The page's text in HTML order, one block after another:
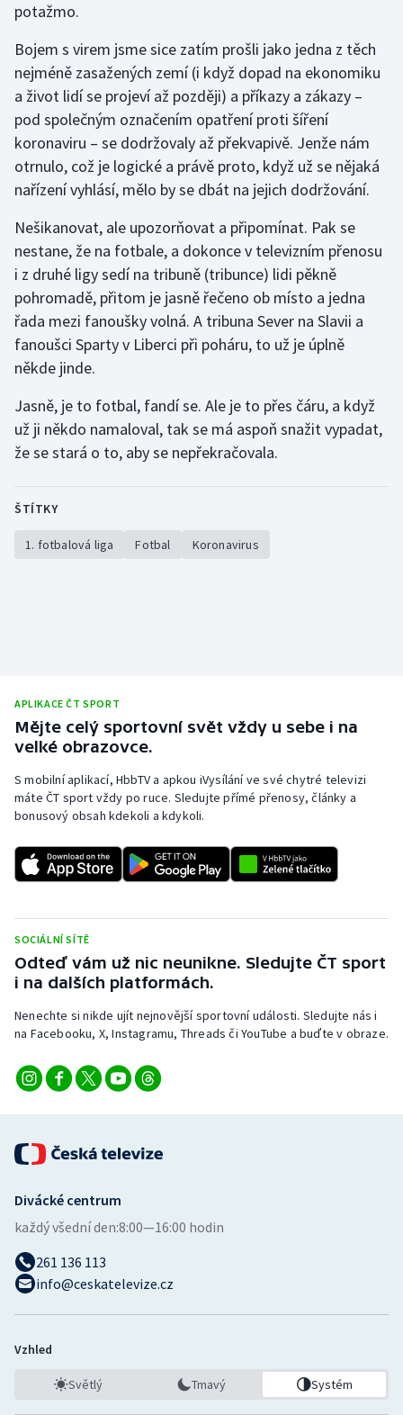
Krasobruslení
Lezení
Lyže a snowboard
Moderní pětiboj
Motorsport
Olympijské hry
Parasport
Plavání
Plážový volejbal
Ragby
Rychlobruslení
Short track
Veslování
Vodní slalom
Volejbal
potažmo.
Bojem s virem jsme sice zatím prošli jako jedna z těch
nejméně zasažených zemí (i když dopad na ekonomiku
a život lidí se projeví až později) a příkazy a zákazy –
pod společným označením opatření proti šíření
koronaviru – se dodržovaly až překvapivě. Jenže nám
otrnulo, což je logické a právě proto, když už se nějaká
nařízení vyhlásí, mělo by se dbát na jejich dodržování.
Nešikanovat, ale upozorňovat a připomínat. Pak se
nestane, že na fotbale, a dokonce v televizním přenosu
i z druhé ligy sedí na tribuně (tribunce) lidi pěkně
pohromadě, přitom je jasně řečeno ob místo a jedna
řada mezi fanoušky volná. A tribuna Sever na Slavii a
fanoušci Sparty v Liberci při poháru, to už je úplně
někde jinde.
Jasně, je to fotbal, fandí se. Ale je to přes čáru, a když
už ji někdo namaloval, tak se má aspoň snažit vypadat,
že se stará o to, aby se nepřekračovala.
ŠTÍTKY
1. fotbalová liga Fotbal Koronavirus
APLIKACE ČT SPORT
Mějte celý sportovní svět vždy u sebe i na
velké obrazovce.
S mobilní aplikací, HbbTV a apkou iVysílání ve své chytré televizi
máte ČT sport vždy po ruce. Sledujte přímé přenosy, články a
bonusový obsah kdekoli a kdykoli.
SOCIÁLNÍ SÍTĚ
Odteď vám už nic neunikne. Sledujte ČT sport
i na dalších platformách.
Nenechte si nikde ujít nejnovější sportovní události. Sledujte nás i
na Facebooku, X, Instagramu, Threads či YouTube a buďte v obraze.
Divácké centrum
každý všední den:8:00—16:00 hodin
261 136 113
info@ceskatelevize.cz
Vzhled
Světlý Tmavý Systém